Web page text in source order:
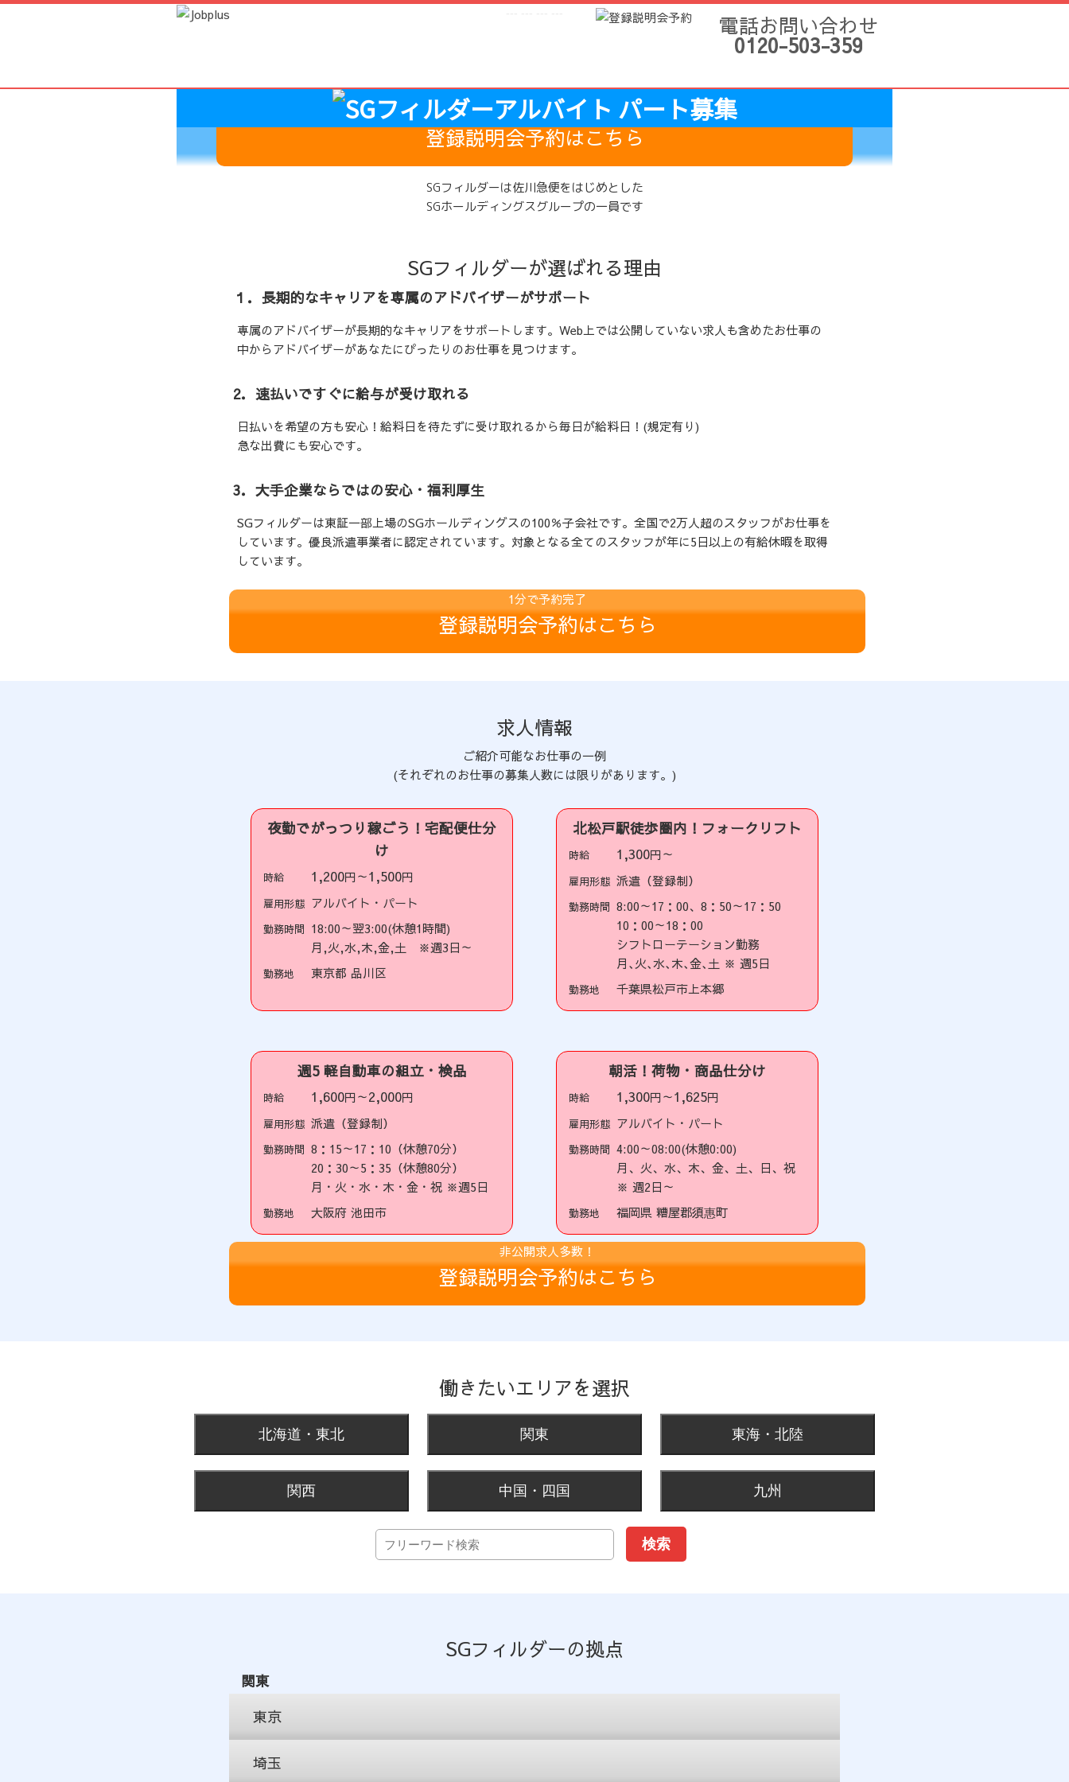
電話お問い合わせ
0120-503-359
1分で予約完了
登録説明会予約はこちら
SGフィルダーは佐川急便をはじめとした
SGホールディングスグループの一員です
SGフィルダーが選ばれる理由
１．長期的なキャリアを専属のアドバイザーがサポート
専属のアドバイザーが長期的なキャリアをサポートします。Web上では公開していない求人も含めたお仕事の
中からアドバイザーがあなたにぴったりのお仕事を見つけます。
2．速払いですぐに給与が受け取れる
日払いを希望の方も安心！給料日を待たずに受け取れるから毎日が給料日！(規定有り)
急な出費にも安心です。
3．大手企業ならではの安心・福利厚生
SGフィルダーは東証一部上場のSGホールディングスの100％子会社です。全国で2万人超のスタッフがお仕事を
しています。優良派遣事業者に認定されています。対象となる全てのスタッフが年に5日以上の有給休暇を取得
しています。
1分で予約完了
登録説明会予約はこちら
求人情報
ご紹介可能なお仕事の一例
(それぞれのお仕事の募集人数には限りがあります。)
夜勤でがっつり稼ごう！宅配便仕分
け
時給 1,200円～1,500円
雇用形態 アルバイト・パート
勤務時間 18:00～翌3:00(休憩1時間)
月,火,水,木,金,土 ※週3日～
勤務地 東京都 品川区
北松戸駅徒歩圏内！フォークリフト
時給 1,300円～
雇用形態 派遣（登録制）
勤務時間 8:00～17：00、8：50～17：50
10：00～18：00
シフトローテーション勤務
月､火､水､木､金､土 ※ 週5日
勤務地 千葉県松戸市上本郷
週5 軽自動車の組立・検品
時給 1,600円～2,000円
雇用形態 派遣（登録制）
勤務時間 8：15～17：10（休憩70分）
20：30～5：35（休憩80分）
月・火・水・木・金・祝 ※週5日
勤務地 大阪府 池田市
朝活！荷物・商品仕分け
時給 1,300円～1,625円
雇用形態 アルバイト・パート
勤務時間 4:00～08:00(休憩0:00)
月、火、水、木、金、土、日、祝
※ 週2日～
勤務地 福岡県 糟屋郡須惠町
非公開求人多数！
登録説明会予約はこちら
働きたいエリアを選択
北海道・東北 関東 東海・北陸
関西 中国・四国 九州
SGフィルダーの拠点
関東
東京
ジョブ+センター新宿
埼玉